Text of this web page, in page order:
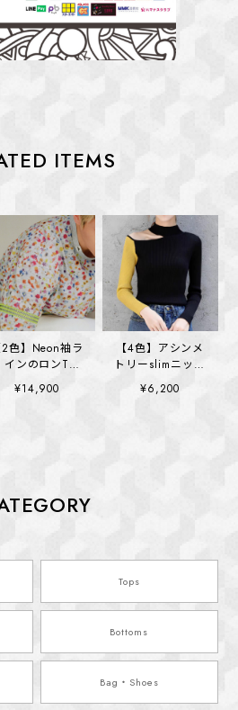
ITEMS
2色】Neon袖ラ
インのロンT
(kai1355)
¥14,900
【4色】アシンメ
トリーslimニット
(kai1400)
¥6,200
Tops
Bottoms
Bag・Shoes